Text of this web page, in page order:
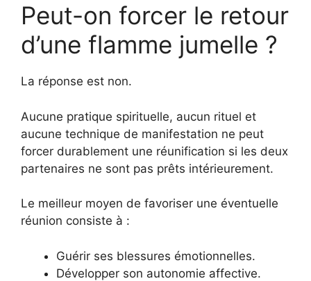
Peut-on forcer le retour
d’une flamme jumelle ?
La réponse est non.
Aucune pratique spirituelle, aucun rituel et
aucune technique de manifestation ne peut
forcer durablement une réunification si les deux
partenaires ne sont pas prêts intérieurement.
Le meilleur moyen de favoriser une éventuelle
réunion consiste à :
Guérir ses blessures émotionnelles.
Développer son autonomie affective.